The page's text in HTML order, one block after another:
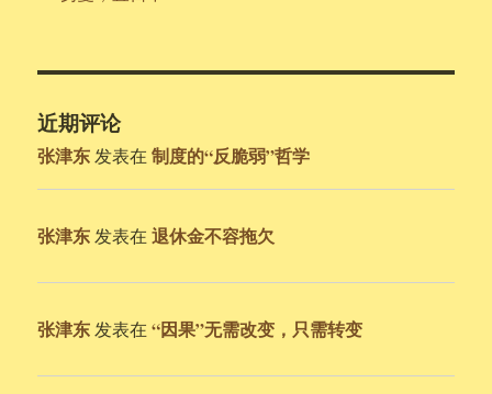
近期评论
张津东 发表在制度的“反脆弱”哲学
张津东 发表在退休金不容拖欠
张津东 发表在“因果”无需改变，只需转变